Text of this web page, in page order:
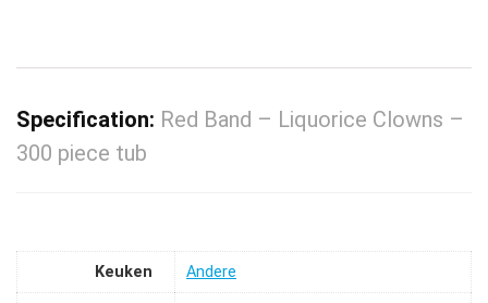
Specification: Red Band – Liquorice Clowns –
300 piece tub
Keuken ‎Andere